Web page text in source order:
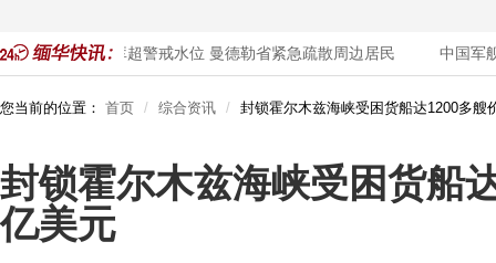
色都基水库超警戒水位 曼德勒省紧急疏散周边居民 中国军
您当前的位置： 首页 综合资讯 封锁霍尔木兹海峡受困货船达1200多艘
封锁霍尔木兹海峡受困货船
亿美元